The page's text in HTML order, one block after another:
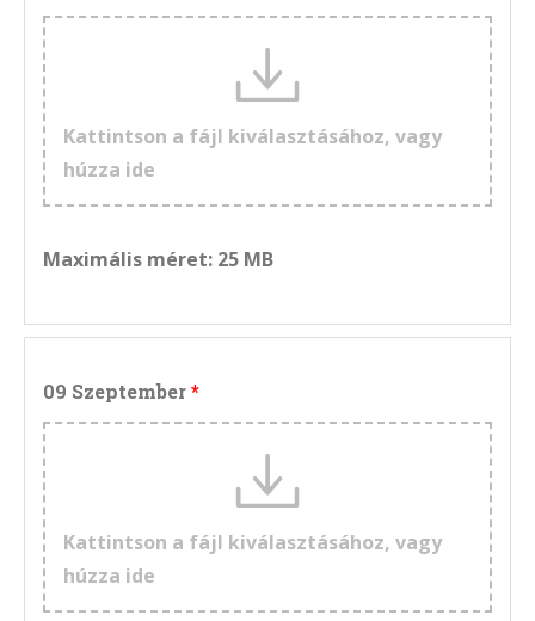
Kattintson a fájl kiválasztásához, vagy
húzza ide
Maximális méret: 25 MB
09 Szeptember
Kattintson a fájl kiválasztásához, vagy
húzza ide